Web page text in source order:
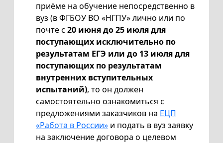
приёме на обучение непосредственно в
вуз (в ФГБОУ ВО «НГПУ» лично или по
почте с 20 июня до 25 июля для
поступающих исключительно по
результатам ЕГЭ или до 13 июля для
поступающих по результатам
внутренних вступительных
испытаний), то он должен
самостоятельно ознакомиться с
предложениями заказчиков на ЕЦП
«Работа в России» и подать в вуз заявку
на заключение договора о целевом